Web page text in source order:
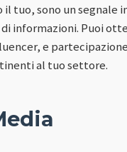
tuo, sono un segnale
informazioni. Puoi
e
al tuo settore.